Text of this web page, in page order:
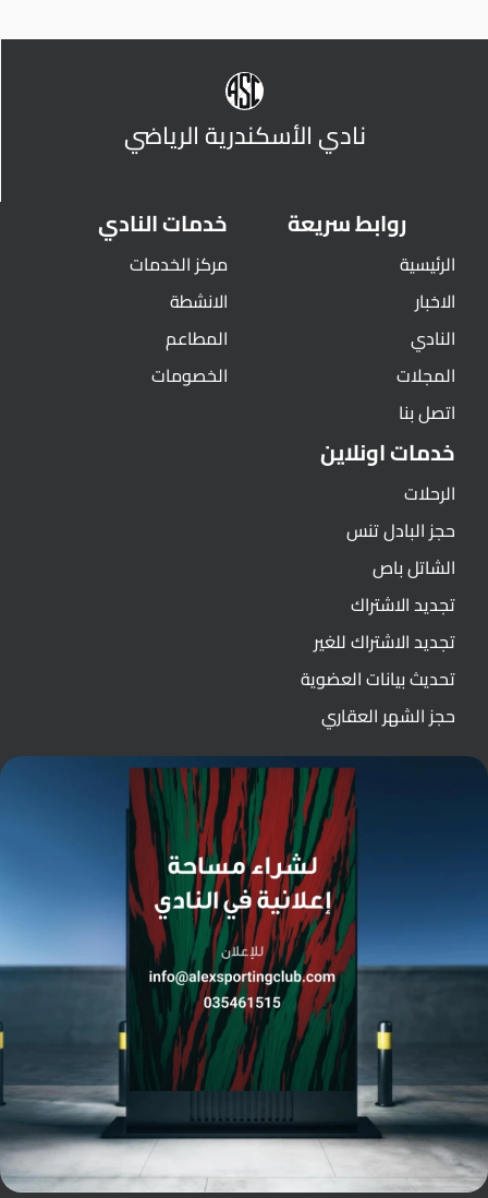
نادي الأسكندرية الرياضي
روابط سريعة
الرئيسية
الاخبار
النادي
المجلات
اتصل بنا
خدمات النادي
مركز الخدمات
الانشطة
المطاعم
الخصومات
خدمات اونلاين
الرحلات
حجز البادل تنس
الشاتل باص
تجديد الاشتراك
تجديد الاشتراك للغير
تحديث بيانات العضوية
حجز الشهر العقاري